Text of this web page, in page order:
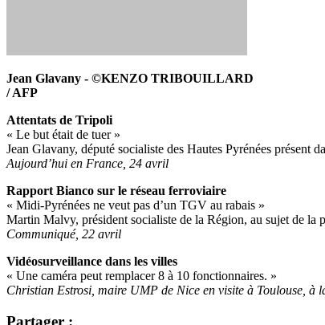
Jean Glavany - ©KENZO TRIBOUILLARD
/ AFP
Attentats de Tripoli
« Le but était de tuer »
Jean Glavany, député socialiste des Hautes Pyrénées présent
Aujourd’hui en France, 24 avril
Rapport Bianco sur le réseau ferroviaire
« Midi-Pyrénées ne veut pas d’un TGV au rabais »
Martin Malvy, président socialiste de la Région, au sujet de la
Communiqué, 22 avril
Vidéosurveillance dans les villes
« Une caméra peut remplacer 8 à 10 fonctionnaires. »
Christian Estrosi, maire UMP de Nice en visite à Toulouse, à
Partager :